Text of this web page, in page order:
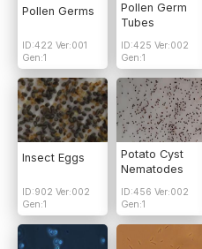
Pollen Germs
ID:422 Ver:001
Gen:1
Pollen Germ
Tubes
ID:425 Ver:002
Gen:1
Insect Eggs
ID:902 Ver:002
Gen:1
Potato Cyst
Nematodes
ID:456 Ver:002
Gen:1